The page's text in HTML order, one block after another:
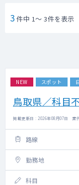
3 件中 1～ 3件を表示
NEW スポット
鳥取県／科目
掲載更新日 : 2026年08月07日 案
路線
勤務地
科目